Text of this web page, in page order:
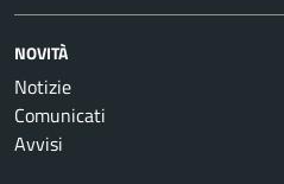
NOVITÀ
Notizie
Comunicati
Avvisi